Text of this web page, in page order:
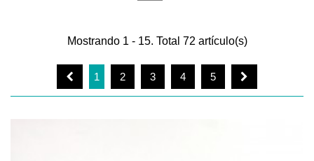
Mostrando 1 - 15. Total 72 artículo(s)
1 2 3 4 5